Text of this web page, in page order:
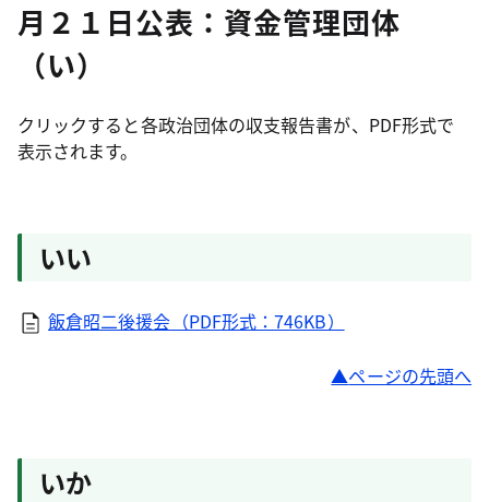
月２１日公表：資金管理団体
（い）
クリックすると各政治団体の収支報告書が、PDF形式で
表示されます。
いい
飯倉昭二後援会（PDF形式：746KB）
ページの先頭へ
いか